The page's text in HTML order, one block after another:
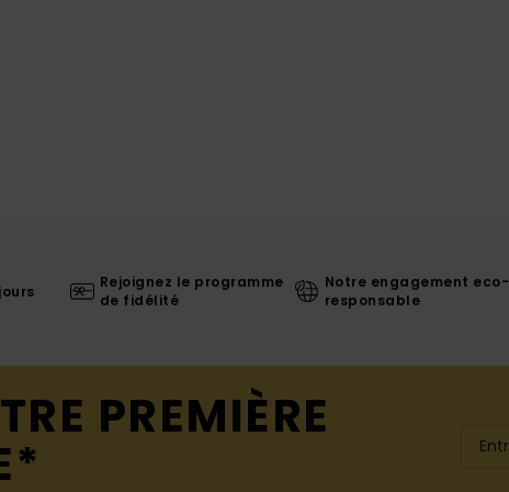
Rejoignez le programme
de fidélité
Notre engagement eco-
responsable
PREMIÈRE